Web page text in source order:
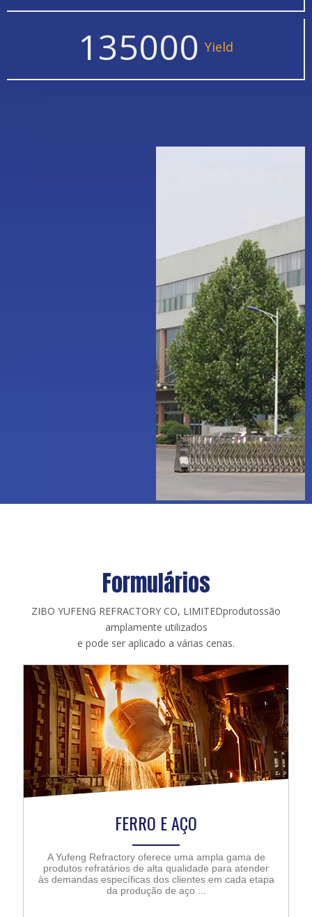
150000 Yield
Formulários
ZIBO YUFENG REFRACTORY CO, LIMITEDprodutossão
amplamente utilizados
e pode ser aplicado a várias cenas.
FERRO E AÇO
A Yufeng Refractory oferece uma ampla gama de
produtos refratários de alta qualidade para atender
às demandas específicas dos clientes em cada etapa
da produção de aço ...